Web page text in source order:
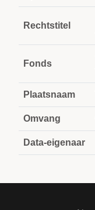
Rechtstitel
Fonds
Plaatsnaam
Omvang
Data-eigenaar